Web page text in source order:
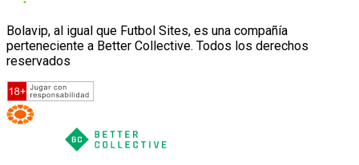
Bolavip, al igual que Futbol Sites, es una compañía
perteneciente a Better Collective. Todos los derechos
reservados